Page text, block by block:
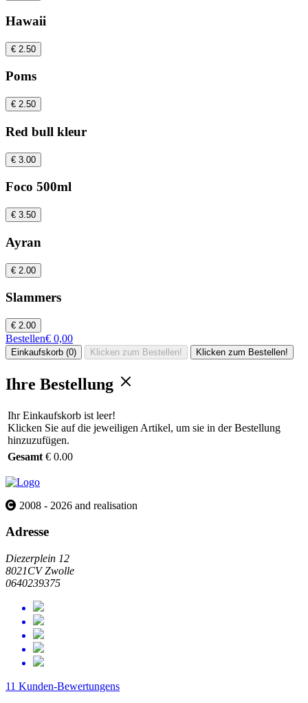
Hawaii
€ 2.50
Poms
€ 2.50
Red bull kleur
€ 3.00
Foco 500ml
€ 3.50
Ayran
€ 2.00
Slammers
€ 2.00
Bestellen€ 0,00
Einkaufskorb (0) Klicken zum Bestellen! Klicken zum Bestellen!
Ihre Bestellung
Ihr Einkaufskorb ist leer!
Klicken Sie auf die jeweiligen Artikel, um sie in der Bestellung
hinzuzufügen.
Gesamt € 0.00
2008 - 2026 and realisation
Adresse
Diezerplein 12
8021CV Zwolle
0640239375
11 Kunden-Bewertungens